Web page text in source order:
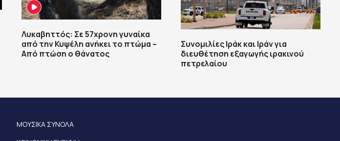
Λυκαβηττός: Σε 57χρονη γυναίκα
από την Κυψέλη ανήκει το πτώμα –
Από πτώση ο θάνατος
Συνομιλίες Ιράκ και Ιράν για
διευθέτηση εξαγωγής ιρακινού
πετρελαίου
ΜΟΥΣΙΚΑ ΣΥΝΟΛΑ